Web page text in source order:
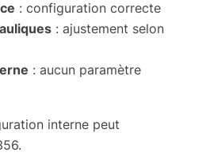
: configuration correcte
: ajustement selon
: aucun paramètre
interne peut